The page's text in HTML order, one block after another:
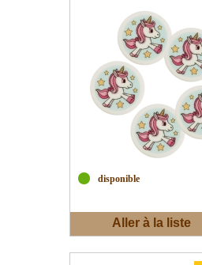
disponible
Aller à la liste